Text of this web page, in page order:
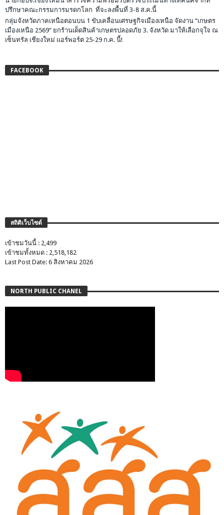
ปรึกษาคณะกรรมการมรดกโลก ที่จะลงพื้นที่ 3-8 ส.ค.นี้
กลุ่มจังหวัดภาคเหนือตอนบน 1 ขับเคลื่อนเศรษฐกิจเมืองเหนือ จัดงาน “เกษตร
เมืองเหนือ 2569” ยกร้านเด็ดสินค้าเกษตรปลอดภัย 3. จังหวัด มาให้เลือกจุใจ ณ
เซ็นทรัล เชียงใหม่ แอร์พอร์ต 25-29 ก.ค. นี้!
FACEBOOK
สถิติเว็บไซต์
เข้าชมวันนี้ : 2,499
เข้าชมทั้งหมด : 2,518,182
Last Post Date: 6 สิงหาคม 2026
NORTH PUBLIC CHANEL